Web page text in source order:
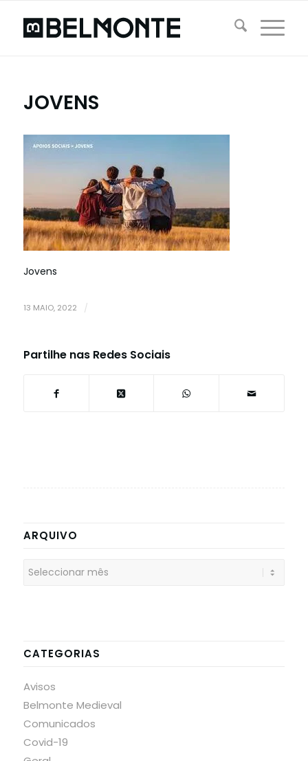
JOVENS
Jovens
13 MAIO, 2022 /
Partilhe nas Redes Sociais
ARQUIVO
CATEGORIAS
Avisos
Belmonte Medieval
Comunicados
Covid-19